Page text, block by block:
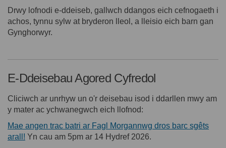
Drwy lofnodi e-ddeiseb, gallwch ddangos eich cefnogaeth i
achos, tynnu sylw at bryderon lleol, a lleisio eich barn gan
Gynghorwyr.
E-Ddeisebau Agored Cyfredol
Cliciwch ar unrhyw un o'r deisebau isod i ddarllen mwy am
y mater ac ychwanegwch eich llofnod:
Mae angen trac batri ar Fagl Morgannwg dros barc sgêts
arall! Yn cau am 5pm ar 14 Hydref 2026.